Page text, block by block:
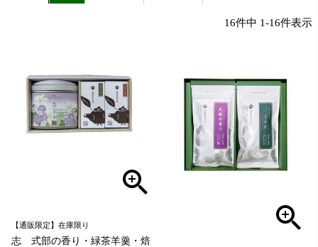
16件中 1-16件表示
【通販限定】在庫限り
志 式部の香り・緑茶羊羹・焙